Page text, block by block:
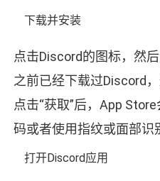
下载并安装
点击Discord的图标，然
之前已经下载过Discord，
点击“获取”后，App
码或者使用指纹或面部识
打开Discord应用